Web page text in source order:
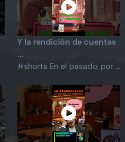
Y la rendición de cuentas
...
#shorts En el pasado, por ...